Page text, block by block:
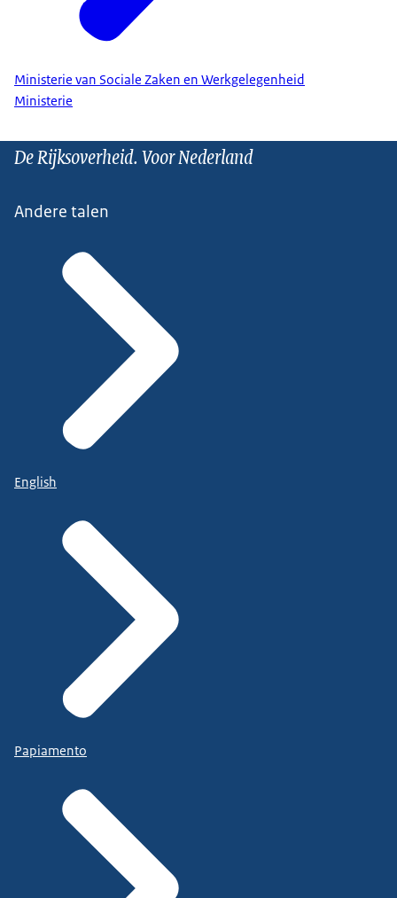
Ministerie van Sociale Zaken en Werkgelegenheid
Ministerie
De Rijksoverheid. Voor Nederland
Andere talen
English
Papiamento